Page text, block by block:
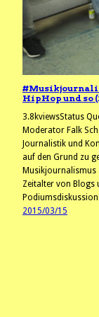
HipHop und so
3.8kviewsStatus
Moderator Falk
Journalistik und
auf den Grund zu
Musikjournalismus
Zeitalter von Blogs
2015/03/15